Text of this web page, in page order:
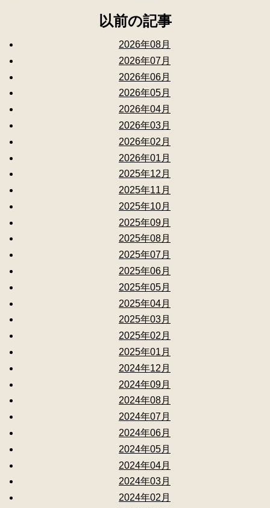
以前の記事
2026年08月
2026年07月
2026年06月
2026年05月
2026年04月
2026年03月
2026年02月
2026年01月
2025年12月
2025年11月
2025年10月
2025年09月
2025年08月
2025年07月
2025年06月
2025年05月
2025年04月
2025年03月
2025年02月
2025年01月
2024年12月
2024年09月
2024年08月
2024年07月
2024年06月
2024年05月
2024年04月
2024年03月
2024年02月